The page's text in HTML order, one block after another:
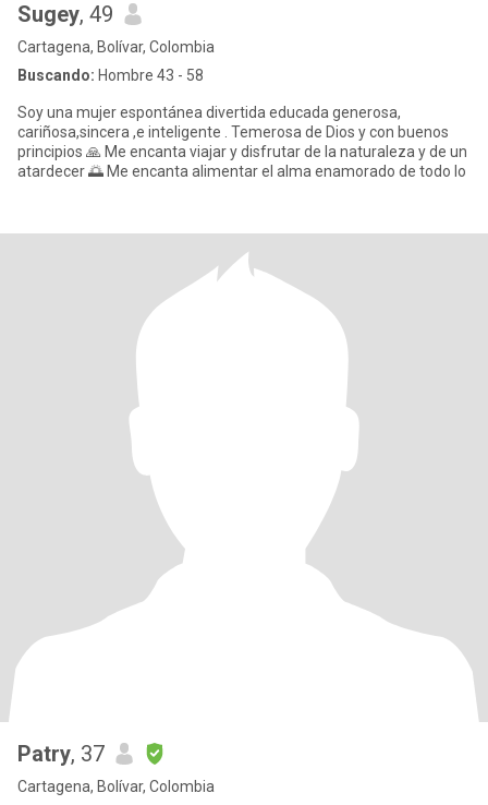
Sugey, 49
Cartagena, Bolívar, Colombia
Buscando: Hombre 43 - 58
Soy una mujer espontánea divertida educada generosa,
cariñosa,sincera ,e inteligente . Temerosa de Dios y con buenos
principios 🙏 Me encanta viajar y disfrutar de la naturaleza y de un
atardecer 🌅 Me encanta alimentar el alma enamorado de todo lo
Patry, 37
Cartagena, Bolívar, Colombia